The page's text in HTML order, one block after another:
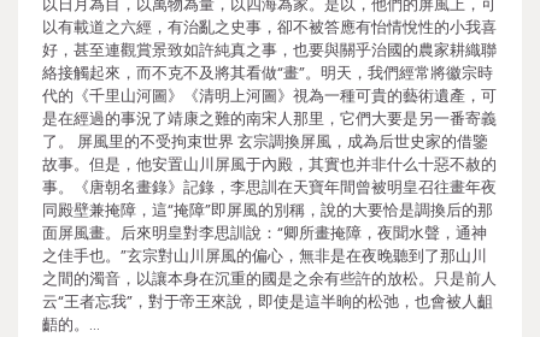
以有載道之六經，有治亂之史事，卻不被答應有怡情悅性的小我喜
好，甚至連觀賞景致如許純真之事，也要與關乎治國的農家耕織聯
絡接觸起來，而不克不及將其看做“畫”。明天，我們經常將徽宗時
代的《千里山河圖》《清明上河圖》視為一種可貴的藝術遺產，可
是在經過的事況了靖康之難的南宋人那里，它們大要是另一番寄義
了。 屏風里的不受拘束世界 玄宗調換屏風，成為后世史家的借鑒
故事。但是，他安置山川屏風于內殿，其實也并非什么十惡不赦的
事。《唐朝名畫錄》記錄，李思訓在天寶年間曾被明皇召往畫年夜
同殿壁兼掩障，這“掩障”即屏風的別稱，說的大要恰是調換后的那
面屏風畫。后來明皇對李思訓說：“卿所畫掩障，夜聞水聲，通神
之佳手也。”玄宗對山川屏風的偏心，無非是在夜晚聽到了那山川
之間的濁音，以讓本身在沉重的國是之余有些許的放松。只是前人
云“王者忘我”，對于帝王來說，即使是這半晌的松弛，也會被人齟
齬的。…